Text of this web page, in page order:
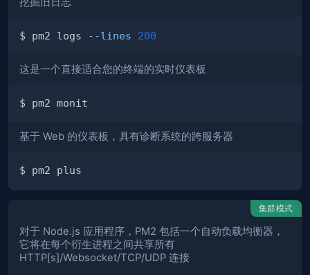
$ pm2 logs --lines 200
这是一个直接适合您的终端的实时仪表板
基于 Web 的仪表板，具有诊断系统的跨服务器
集群模式
对于 Node.js 应用程序，PM2 包括一个自动负载均衡器，
它将在每个衍生进程之间共享所有
HTTP[s]/Websocket/TCP/UDP 连接